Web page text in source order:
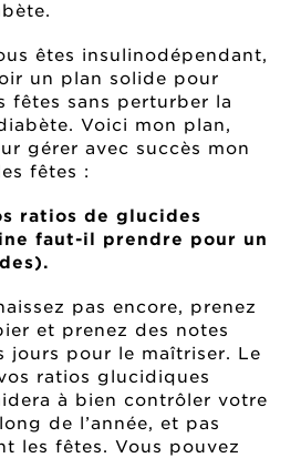
êtes insulinodépendant,
un plan solide pour
fêtes sans perturber la
Voici mon plan,
gérer avec succès mon
fêtes :
ratios de glucides
faut-il prendre pour un
pas encore, prenez
et prenez des notes
jours pour le maîtriser. Le
ratios glucidiques
à bien contrôler votre
de l’année, et pas
les fêtes. Vous pouvez